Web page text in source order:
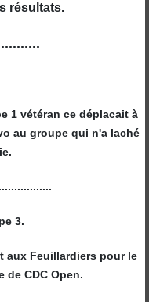
résultats.
1 vétéran ce déplacait à
au groupe qui n'a laché
3.
aux Feuillardiers pour le
de CDC Open.